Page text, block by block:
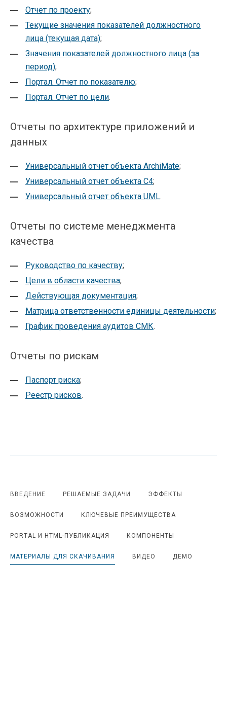
Отчет по проекту;
Текущие значения показателей должностного
лица (текущая дата);
Значения показателей должностного лица (за
период);
Портал. Отчет по показателю;
Портал. Отчет по цели.
Отчеты по архитектуре приложений и
данных
Универсальный отчет объекта ArchiMate;
Универсальный отчет объекта C4;
Универсальный отчет объекта UML.
Отчеты по системе менеджмента
качества
Руководство по качеству;
Цели в области качества;
Действующая документация;
Матрица ответственности единицы деятельности;
График проведения аудитов СМК.
Отчеты по рискам
Паспорт риска;
Реестр рисков.
ВВЕДЕНИЕ РЕШАЕМЫЕ ЗАДАЧИ ЭФФЕКТЫ
ВОЗМОЖНОСТИ КЛЮЧЕВЫЕ ПРЕИМУЩЕСТВА
PORTAL И HTML-ПУБЛИКАЦИЯ КОМПОНЕНТЫ
МАТЕРИАЛЫ ДЛЯ СКАЧИВАНИЯ ВИДЕО ДЕМО